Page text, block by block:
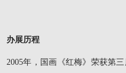
办展历程
2005年，国画《红梅》荣获第